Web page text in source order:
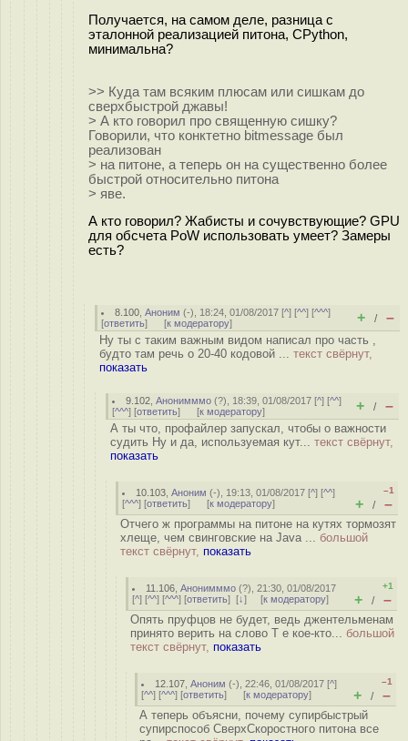
Получается, на самом деле, разница с
эталонной реализацией питона, CPython,
минимальна?
>> Куда там всяким плюсам или сишкам до
сверхбыстрой джавы!
> А кто говорил про священную сишку?
Говорили, что конктетно bitmessage был
реализован
> на питоне, а теперь он на существенно более
быстрой относительно питона
> яве.
А кто говорил? Жабисты и сочувствующие? GPU
для обсчета PoW использовать умеет? Замеры
есть?
8.100 ,Аноним (-), 18:24, 01/08/2017 [^] [^^] [^^^]
[ответить] [к модератору] + / –
Ну ты с таким важным видом написал про часть ,
будто там речь о 20-40 кодовой ... текст свёрнут,
показать
9.102 ,Анонимммо (?), 18:39, 01/08/2017 [^] [^^]
[^^^] [ответить] [к модератору] + / –
А ты что, профайлер запускал, чтобы о важности
судить Ну и да, используемая кут... текст свёрнут,
показать
10.103 ,Аноним (-), 19:13, 01/08/2017 [^] [^^]
[^^^] [ответить] [к модератору]
–1
+ / –
Отчего ж программы на питоне на кутях тормозят
хлеще, чем свинговские на Java ... большой
текст свёрнут, показать
11.106 ,Анонимммо (?), 21:30, 01/08/2017
[^] [^^] [^^^] [ответить] [↓] [к модератору]
+1
+ / –
Опять пруфцов не будет, ведь джентельменам
принято верить на слово Т е кое-кто... большой
текст свёрнут, показать
12.107 ,Аноним (-), 22:46, 01/08/2017 [^]
[^^] [^^^] [ответить] [к модератору]
–1
+ / –
А теперь объясни, почему супирбыстрый
супирспособ СверхСкоростного питона все